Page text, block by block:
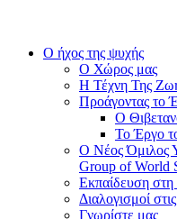
Ο ήχος της ψυχής
Ο Χώρος μας
Η Τέχνη Της
Προάγοντας το
Ο
Το Έργο
Ο Νέος Όμιλος
Group of World
Εκπαίδευση
Διαλογισμοί
Γνωρίστε μας